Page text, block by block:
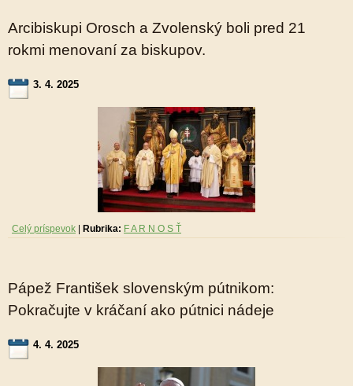
Arcibiskupi Orosch a Zvolenský boli pred 21
rokmi menovaní za biskupov.
3. 4. 2025
Celý príspevok Rubrika: F A R N O S Ť
Pápež František slovenským pútnikom:
Pokračujte v kráčaní ako pútnici nádeje
4. 4. 2025